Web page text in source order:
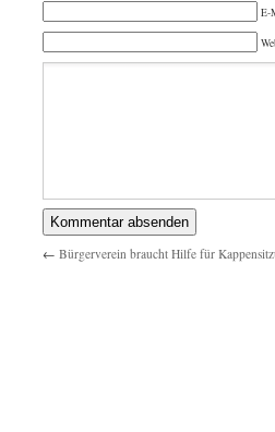
E-
← Bürgerverein braucht Hilfe für